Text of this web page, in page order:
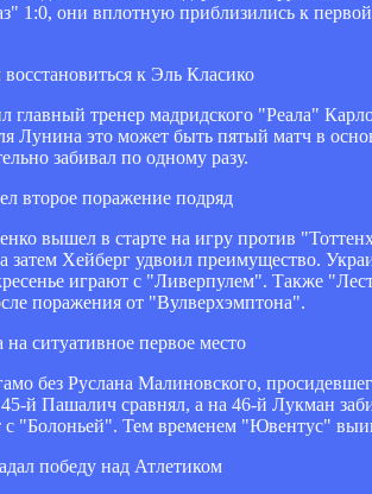
1:0, они вплотную приблизились к
к Эль Класико
главный тренер мадридского "Реала"
Лунина это может быть пятый матч в
забивал по одному разу.
второе поражение подряд
вышел в старте на игру против
а затем Хейберг удвоил преимущество.
играют с "Ливерпулем". Также
поражения от "Вулверхэмптона".
ситуативное первое место
без Руслана Малиновского,
й Пашалич сравнял, а на 46-й Лукман
с "Болоньей". Тем временем "Ювентус"
победу над Атлетиком